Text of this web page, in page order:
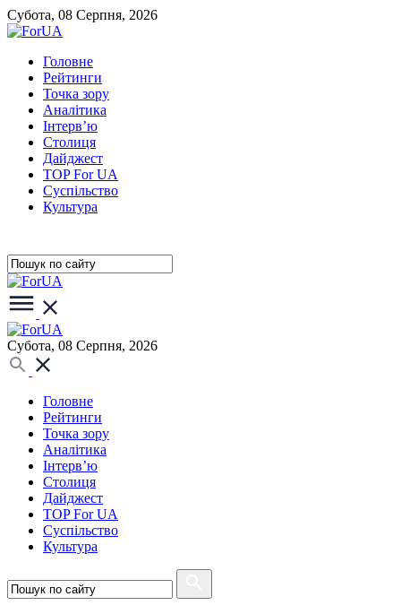
Субота, 08 Серпня, 2026
Головне
Рейтинги
Точка зору
Аналітика
Інтерв’ю
Столиця
Дайджест
TOP For UA
Суспiльство
Культура
Субота, 08 Серпня, 2026
Головне
Рейтинги
Точка зору
Аналітика
Інтерв’ю
Столиця
Дайджест
TOP For UA
Суспiльство
Культура